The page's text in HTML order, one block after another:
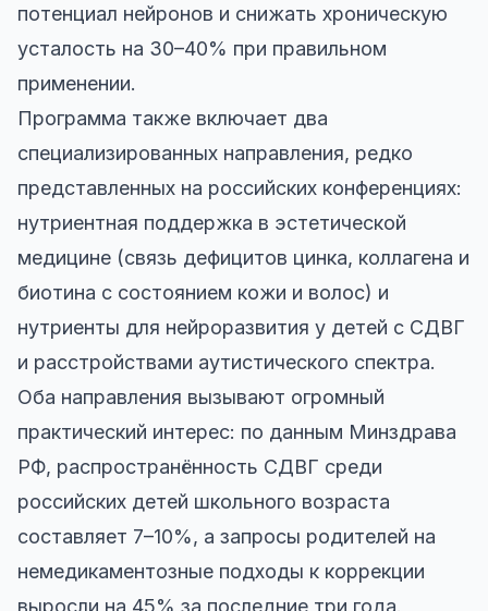
потенциал нейронов и снижать хроническую
усталость на 30–40% при правильном
применении.
Программа также включает два
специализированных направления, редко
представленных на российских конференциях:
нутриентная поддержка в эстетической
медицине (связь дефицитов цинка, коллагена и
биотина с состоянием кожи и волос) и
нутриенты для нейроразвития у детей с СДВГ
и расстройствами аутистического спектра.
Оба направления вызывают огромный
практический интерес: по данным Минздрава
РФ, распространённость СДВГ среди
российских детей школьного возраста
составляет 7–10%, а запросы родителей на
немедикаментозные подходы к коррекции
выросли на 45% за последние три года.